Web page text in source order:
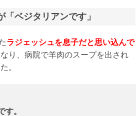
ベジタリアンです」
ラジェッシュを息子だと思い込んで
り、病院で羊肉のスープを出され
。
す。